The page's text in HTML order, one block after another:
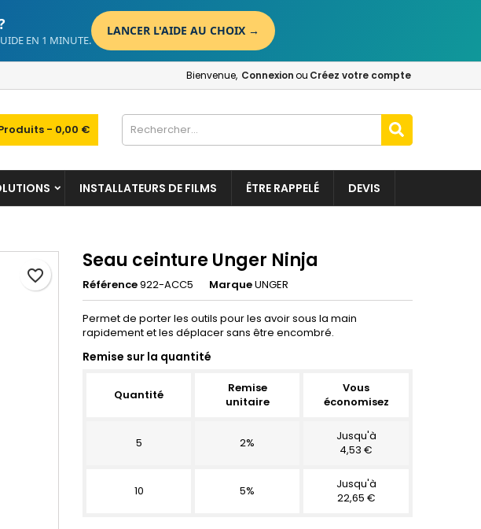
EN 1 MINUTE.
LANCER L'AIDE AU CHOIX →
Bienvenue, Connexionou Créez votre compte
- 0,00 €
INSTALLATEURS DE FILMS ÊTRE RAPPELÉ DEVIS
Seau ceinture Unger Ninja
Référence922-ACC5 MarqueUNGER
Permet de porter les outils pour les avoir sous la main
rapidement et les déplacer sans être encombré.
Remise sur la quantité
Quantité
Remise
unitaire
Vous
économisez
5 2%
Jusqu'à
4,53 €
10 5%
Jusqu'à
22,65 €
favorite_border
×
×
Create wishlist
×
your wishlist.
Cancel